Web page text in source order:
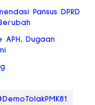
Pansus DPRD
APH, Dugaan